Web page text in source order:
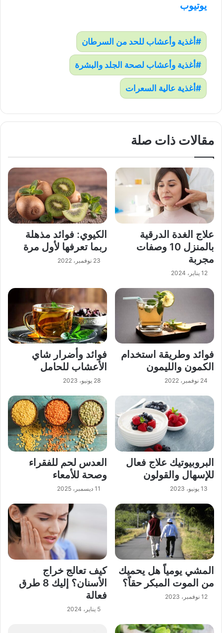
يوتيوب
أغذية وأعشاب للحد من السرطان
أغذية وأعشاب لصحة الجلد والبشرة
أغذية عالية السعرات
مقالات ذات صلة
علاج الغدة الدرقية
بالمنزل 10 وصفات
مجربة
12 يناير، 2024
الكيوي: فوائد مذهلة
ربما تعرفها لأول مرة
23 نوفمبر، 2022
فوائد وطريقة استخدام
الكمون والليمون
24 نوفمبر، 2022
فوائد وأضرار شاي
الأعشاب للحامل
28 يونيو، 2023
البروبيوتيك علاج فعال
للإسهال والقولون
13 يونيو، 2023
العدس لحم للفقراء
وصحة للأمعاء
11 ديسمبر، 2025
المشي يومياً هل يحميك
من الموت المبكر حقاً؟
12 نوفمبر، 2023
كيف تعالج خراج
الأسنان؟ إليك 8 طرق
فعالة
5 يناير، 2024